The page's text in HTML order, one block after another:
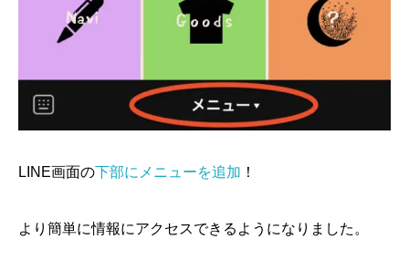
LINE画面の下部にメニューを追加 ！
より簡単に情報にアクセスできるようになりました。